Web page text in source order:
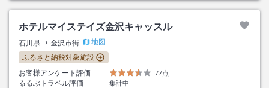
ホテルマイステイズ金沢キャッスル
石川県 金沢市街
地図
ふるさと納税対象施設
お客様アンケート評価
77点
るるぶトラベル評価
集計中